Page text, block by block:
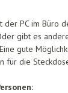
der PC im Büro
gibt es
gute
für die